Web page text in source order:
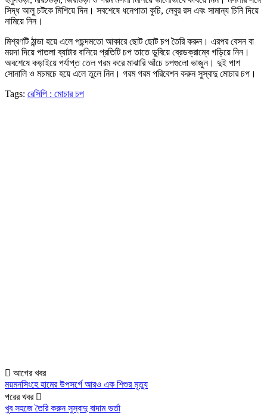
সিদ্ধ আলু চটকে মিশিয়ে দিন। সবশেষে ধনেপাতা কুচি, লেবুর রস এবং সামান্য চিনি দিয়ে
নামিয়ে নিন।
মিশ্রণটি ঠান্ডা হয়ে এলে পছন্দমতো আকারে ছোট ছোট চপ তৈরি করুন। এরপর বেসন বা
ময়দা দিয়ে পাতলা ব্যাটার বানিয়ে প্রতিটি চপ তাতে ডুবিয়ে ব্রেডক্রাম্বে গড়িয়ে নিন।
অবশেষে কড়াইয়ে পর্যাপ্ত তেল গরম করে মাঝারি আঁচে চপগুলো ভাজুন। দুই পাশ
সোনালি ও মচমচে হয়ে এলে তুলে নিন। গরম গরম পরিবেশন করুন সুস্বাদু মোচার চপ।
Tags: রেসিপি : মোচার চপ
আগের খবর
ময়মনসিংহে হামের উপসর্গে আরও এক শিশুর মৃত্যু
পরের খবর
খুব সহজে তৈরি করুন সুস্বাদু বাদাম ভর্তা